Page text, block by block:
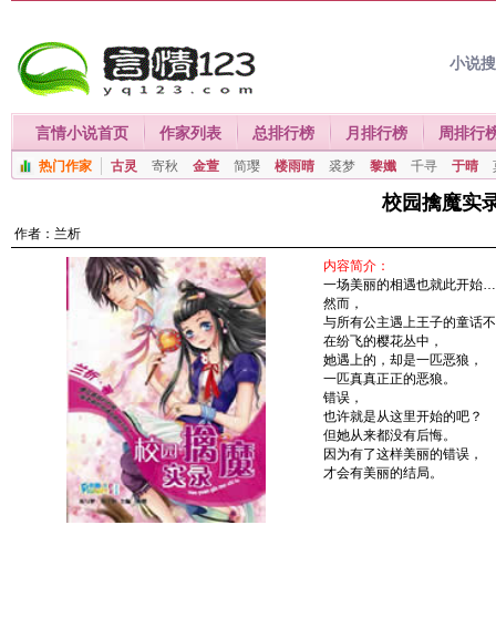
小说
言情小说首页 作家列表 总排行榜 月排行榜 周排行
热门作家 古灵 寄秋 金萱 简璎 楼雨晴 裘梦 黎孅 千寻 于晴
校园擒魔实
作者： 兰析
内容简介：
一场美丽的相遇也就此开始
然而，
与所有公主遇上王子的童话
在纷飞的樱花丛中，
她遇上的，却是一匹恶狼，
一匹真真正正的恶狼。
错误，
也许就是从这里开始的吧？
但她从来都没有后悔。
因为有了这样美丽的错误，
才会有美丽的结局。